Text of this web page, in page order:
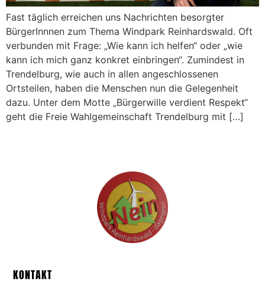
Fast täglich erreichen uns Nachrichten besorgter
BürgerInnnen zum Thema Windpark Reinhardswald. Oft
verbunden mit Frage: „Wie kann ich helfen“ oder „wie
kann ich mich ganz konkret einbringen“. Zumindest in
Trendelburg, wie auch in allen angeschlossenen
Ortsteilen, haben die Menschen nun die Gelegenheit
dazu. Unter dem Motte „Bürgerwille verdient Respekt“
geht die Freie Wahlgemeinschaft Trendelburg mit […]
KONTAKT